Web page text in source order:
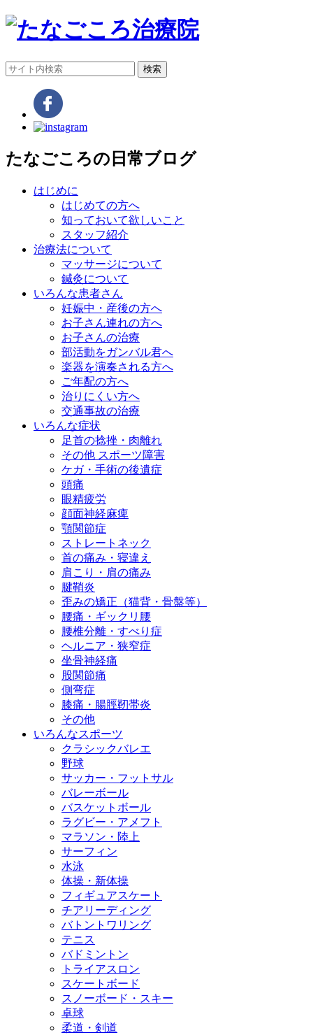
検索
たなごころの日常ブログ
はじめに
はじめての方へ
知っておいて欲しいこと
スタッフ紹介
治療法について
マッサージについて
鍼灸について
いろんな患者さん
妊娠中・産後の方へ
お子さん連れの方へ
お子さんの治療
部活動をガンバル君へ
楽器を演奏される方へ
ご年配の方へ
治りにくい方へ
交通事故の治療
いろんな症状
足首の捻挫・肉離れ
その他 スポーツ障害
ケガ・手術の後遺症
頭痛
眼精疲労
顔面神経麻痺
顎関節症
ストレートネック
首の痛み・寝違え
肩こり・肩の痛み
腱鞘炎
歪みの矯正（猫背・骨盤等）
腰痛・ギックリ腰
腰椎分離・すべり症
ヘルニア・狭窄症
坐骨神経痛
股関節痛
側弯症
膝痛・腸脛靭帯炎
その他
いろんなスポーツ
クラシックバレエ
野球
サッカー・フットサル
バレーボール
バスケットボール
ラグビー・アメフト
マラソン・陸上
サーフィン
水泳
体操・新体操
フィギュアスケート
チアリーディング
バトントワリング
テニス
バドミントン
トライアスロン
スケートボード
スノーボード・スキー
卓球
柔道・剣道